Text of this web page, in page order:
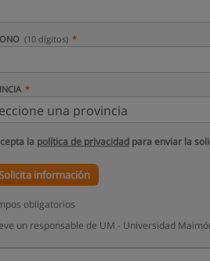
(10 dígitos)
la política de privacidad para enviar la
información
obligatorios
un responsable de UM - Universidad